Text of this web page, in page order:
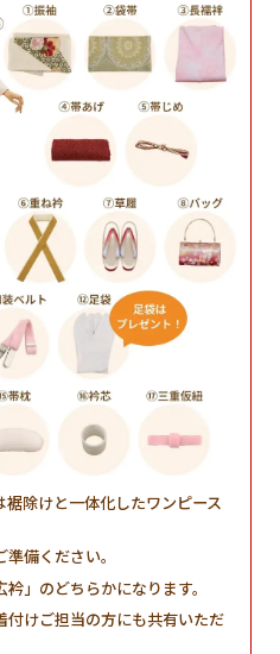
除けと一体化したワンピース
備ください。
」のどちらかになります。
けご担当の方にも共有いただ